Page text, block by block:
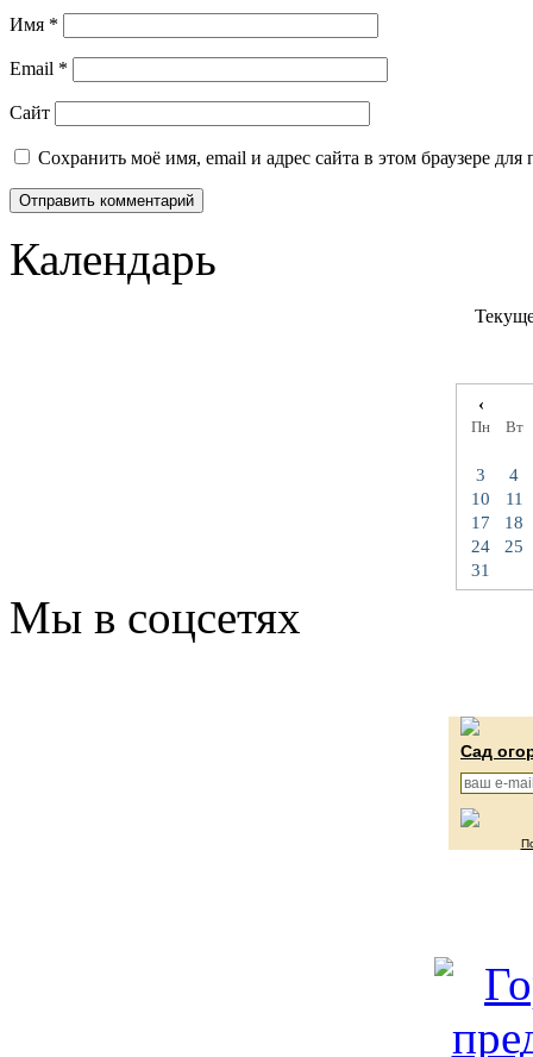
Имя *
Email *
Сайт
Сохранить моё имя, email и адрес сайта в этом браузере
Календарь
‹
Пн Вт
3
4
10
11
17
18
24
25
31
Мы в соцсетях
Сад